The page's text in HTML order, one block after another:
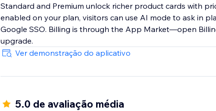
Standard and Premium unlock richer product cards with
enabled on your plan, visitors can use AI mode to ask in
Google SSO. Billing is through the App Market—open
upgrade.
Ver demonstração do aplicativo
5.0 de avaliação média